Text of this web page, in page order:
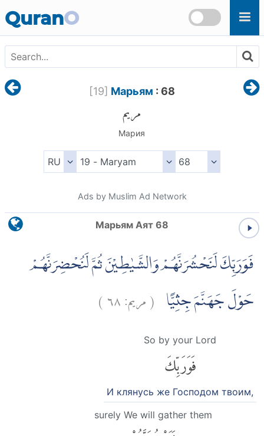
QuranO
[19] Марьям : 68
مريم
Мария
Ads by Muslim Ad Network
Марьям Аят 68
فَوَرَبِّكَ لَنَحْشُرَنَّهُمْ وَالشَّيٰطِيْنَ ثُمَّ لَنُحْضِرَنَّهُمْ
حَوْلَ جَهَنَّمَ جِثِيًّا (مريم:٦٨)
So by your Lord
فَوَرَبِّكَ
И клянусь же Господом твоим,
surely We will gather them